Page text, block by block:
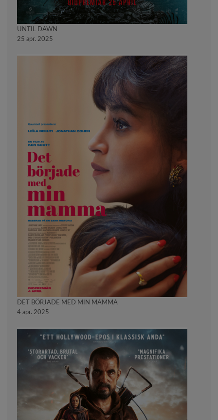
UNTIL DAWN
25 apr. 2025
DET BÖRJADE MED MIN MAMMA
4 apr. 2025